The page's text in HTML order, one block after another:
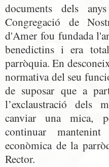
documents dels
Congregació de
d'Amer fou fundada
benedictins i era
parròquia. En
normativa del seu
de suposar que a
l’exclaustració dels
canviar una mica,
continuar
econòmica de la
Rector.